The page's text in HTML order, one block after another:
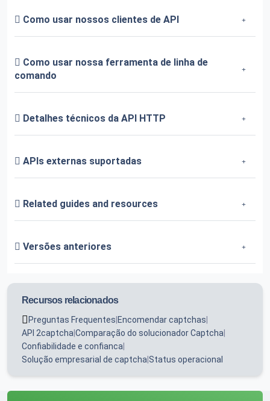
Como usar nossos clientes de API
Como usar nossa ferramenta de linha de
comando
Detalhes técnicos da API HTTP
APIs externas suportadas
Related guides and resources
Versões anteriores
Recursos relacionados
Preguntas Frequentes Encomendar captchas
API 2captcha Comparação do solucionador Captcha
Confiabilidade e confianca
Solução empresarial de captcha Status operacional